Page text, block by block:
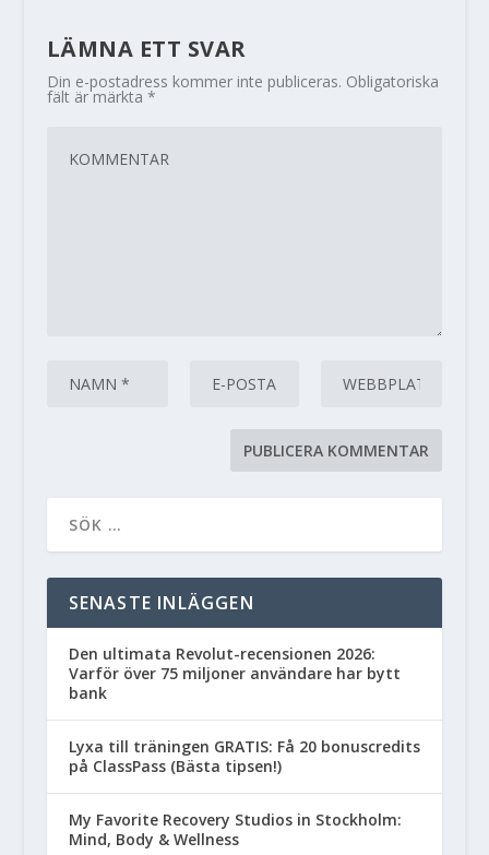
LÄMNA ETT SVAR
Din e-postadress kommer inte publiceras. Obligatoriska
fält är märkta *
SENASTE INLÄGGEN
Den ultimata Revolut-recensionen 2026:
Varför över 75 miljoner användare har bytt
bank
Lyxa till träningen GRATIS: Få 20 bonuscredits
på ClassPass (Bästa tipsen!)
My Favorite Recovery Studios in Stockholm:
Mind, Body & Wellness